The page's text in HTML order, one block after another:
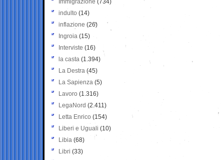
Immigrazione (734)
indulto (14)
inflazione (26)
Ingroia (15)
Interviste (16)
la casta (1.394)
La Destra (45)
La Sapienza (5)
Lavoro (1.316)
LegaNord (2.411)
Letta Enrico (154)
Liberi e Uguali (10)
Libia (68)
Libri (33)